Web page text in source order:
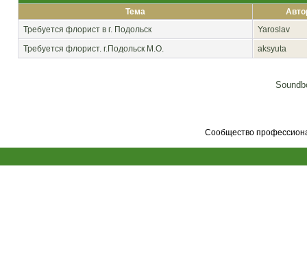
Тема
Требуется флорист в г. Подольск
Yaroslav
Требуется флорист. г.Подольск М.О.
aksyuta
Сообщество